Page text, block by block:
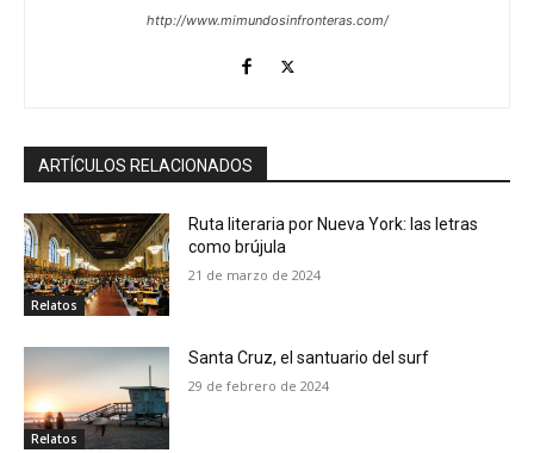
http://www.mimundosinfronteras.com/
ARTÍCULOS RELACIONADOS
Relatos
Ruta literaria por Nueva York: las letras
como brújula
21 de marzo de 2024
Relatos
Santa Cruz, el santuario del surf
29 de febrero de 2024